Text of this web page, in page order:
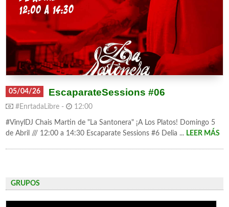
05/04/26 EscaparateSessions #06
#EnrtadaLibre - 12:00
#VinylDJ Chais Martin de "La Santonera" ¡A Los Platos! Domingo 5
de Abril /// 12:00 a 14:30 Escaparate Sessions #6 Delia ... LEER MÁS
GRUPOS